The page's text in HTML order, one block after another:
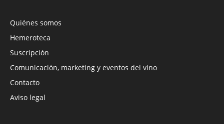
Quiénes somos
Hemeroteca
Suscripción
Comunicación, marketing y eventos del vino
Contacto
Aviso legal